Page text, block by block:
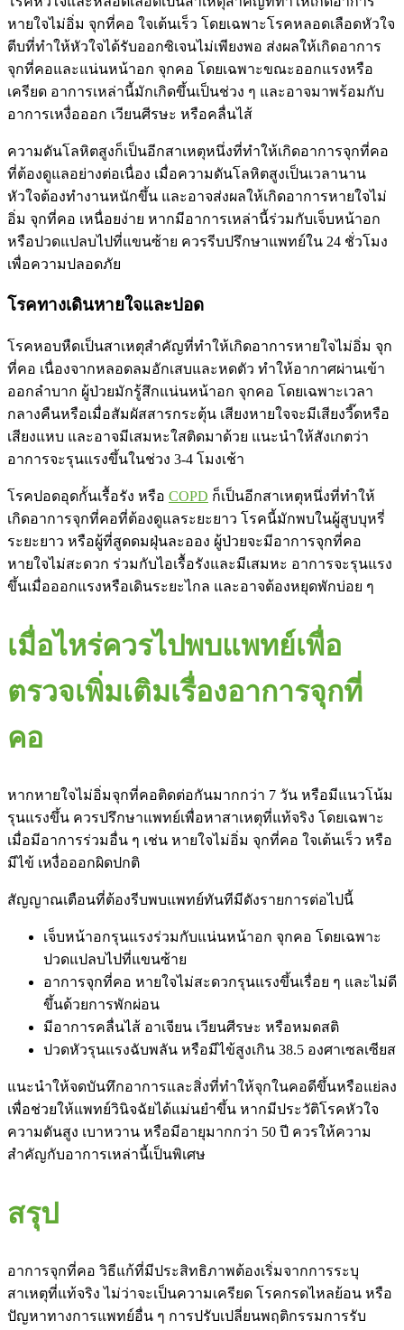
หายใจไม่อิ่ม จุกที่คอ ใจเต้นเร็ว โดยเฉพาะโรคหลอดเลือดหัวใจ
ตีบที่ทำให้หัวใจได้รับออกซิเจนไม่เพียงพอ ส่งผลให้เกิดอาการ
จุกที่คอและแน่นหน้าอก จุกคอ โดยเฉพาะขณะออกแรงหรือ
เครียด อาการเหล่านี้มักเกิดขึ้นเป็นช่วง ๆ และอาจมาพร้อมกับ
อาการเหงื่อออก เวียนศีรษะ หรือคลื่นไส้
ความดันโลหิตสูงก็เป็นอีกสาเหตุหนึ่งที่ทำให้เกิดอาการจุกที่คอ
ที่ต้องดูแลอย่างต่อเนื่อง เมื่อความดันโลหิตสูงเป็นเวลานาน
หัวใจต้องทำงานหนักขึ้น และอาจส่งผลให้เกิดอาการหายใจไม่
อิ่ม จุกที่คอ เหนื่อยง่าย หากมีอาการเหล่านี้ร่วมกับเจ็บหน้าอก
หรือปวดแปลบไปที่แขนซ้าย ควรรีบปรึกษาแพทย์ใน 24 ชั่วโมง
เพื่อความปลอดภัย
โรคทางเดินหายใจและปอด
โรคหอบหืดเป็นสาเหตุสำคัญที่ทำให้เกิดอาการหายใจไม่อิ่ม จุก
ที่คอ เนื่องจากหลอดลมอักเสบและหดตัว ทำให้อากาศผ่านเข้า
ออกลำบาก ผู้ป่วยมักรู้สึกแน่นหน้าอก จุกคอ โดยเฉพาะเวลา
กลางคืนหรือเมื่อสัมผัสสารกระตุ้น เสียงหายใจจะมีเสียงวี๊ดหรือ
เสียงแหบ และอาจมีเสมหะใสติดมาด้วย แนะนำให้สังเกตว่า
อาการจะรุนแรงขึ้นในช่วง 3-4 โมงเช้า
โรคปอดอุดกั้นเรื้อรัง หรือ COPD ก็เป็นอีกสาเหตุหนึ่งที่ทำให้
เกิดอาการจุกที่คอที่ต้องดูแลระยะยาว โรคนี้มักพบในผู้สูบบุหรี่
ระยะยาว หรือผู้ที่สูดดมฝุ่นละออง ผู้ป่วยจะมีอาการจุกที่คอ
หายใจไม่สะดวก ร่วมกับไอเรื้อรังและมีเสมหะ อาการจะรุนแรง
ขึ้นเมื่อออกแรงหรือเดินระยะไกล และอาจต้องหยุดพักบ่อย ๆ
เมื่อไหร่ควรไปพบแพทย์เพื่อ
ตรวจเพิ่มเติมเรื่องอาการจุกที่
คอ
หากหายใจไม่อิ่มจุกที่คอติดต่อกันมากกว่า 7 วัน หรือมีแนวโน้ม
รุนแรงขึ้น ควรปรึกษาแพทย์เพื่อหาสาเหตุที่แท้จริง โดยเฉพาะ
เมื่อมีอาการร่วมอื่น ๆ เช่น หายใจไม่อิ่ม จุกที่คอ ใจเต้นเร็ว หรือ
มีไข้ เหงื่อออกผิดปกติ
สัญญาณเตือนที่ต้องรีบพบแพทย์ทันทีมีดังรายการต่อไปนี้
เจ็บหน้าอกรุนแรงร่วมกับแน่นหน้าอก จุกคอ โดยเฉพาะ
ปวดแปลบไปที่แขนซ้าย
อาการจุกที่คอ หายใจไม่สะดวกรุนแรงขึ้นเรื่อย ๆ และไม่ดี
ขึ้นด้วยการพักผ่อน
มีอาการคลื่นไส้ อาเจียน เวียนศีรษะ หรือหมดสติ
ปวดหัวรุนแรงฉับพลัน หรือมีไข้สูงเกิน 38.5 องศาเซลเซียส
แนะนำให้จดบันทึกอาการและสิ่งที่ทำให้จุกในคอดีขึ้นหรือแย่ลง
เพื่อช่วยให้แพทย์วินิจฉัยได้แม่นยำขึ้น หากมีประวัติโรคหัวใจ
ความดันสูง เบาหวาน หรือมีอายุมากกว่า 50 ปี ควรให้ความ
สำคัญกับอาการเหล่านี้เป็นพิเศษ
สรุป
อาการจุกที่คอ วิธีแก้ที่มีประสิทธิภาพต้องเริ่มจากการระบุ
สาเหตุที่แท้จริง ไม่ว่าจะเป็นความเครียด โรคกรดไหลย้อน หรือ
ปัญหาทางการแพทย์อื่น ๆ การปรับเปลี่ยนพฤติกรรมการรับ